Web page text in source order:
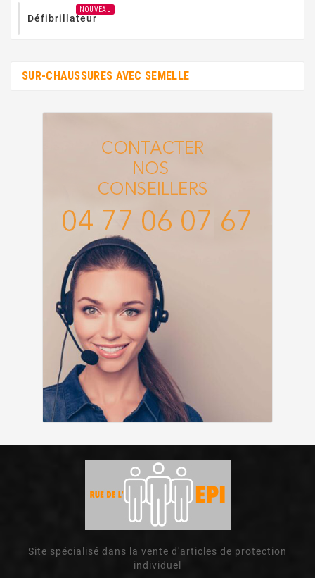
Défibrillateur
NOUVEAU
SUR-CHAUSSURES AVEC SEMELLE
Site spécialisé dans la vente d'articles de protection
individuel